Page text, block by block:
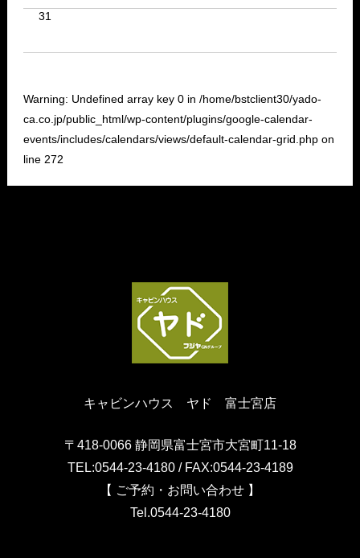
31
Warning: Undefined array key 0 in /home/bstclient30/yado-
ca.co.jp/public_html/wp-content/plugins/google-calendar-
events/includes/calendars/views/default-calendar-grid.phpon
line 272
キャビンハウス ヤド 富士宮店
〒418-0066 静岡県富士宮市大宮町11-18
TEL:0544-23-4180 / FAX:0544-23-4189
【 ご予約・お問い合わせ 】
Tel.0544-23-4180